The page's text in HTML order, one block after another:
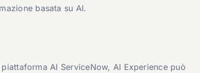
basata su AI.
AI ServiceNow, AI Experience può